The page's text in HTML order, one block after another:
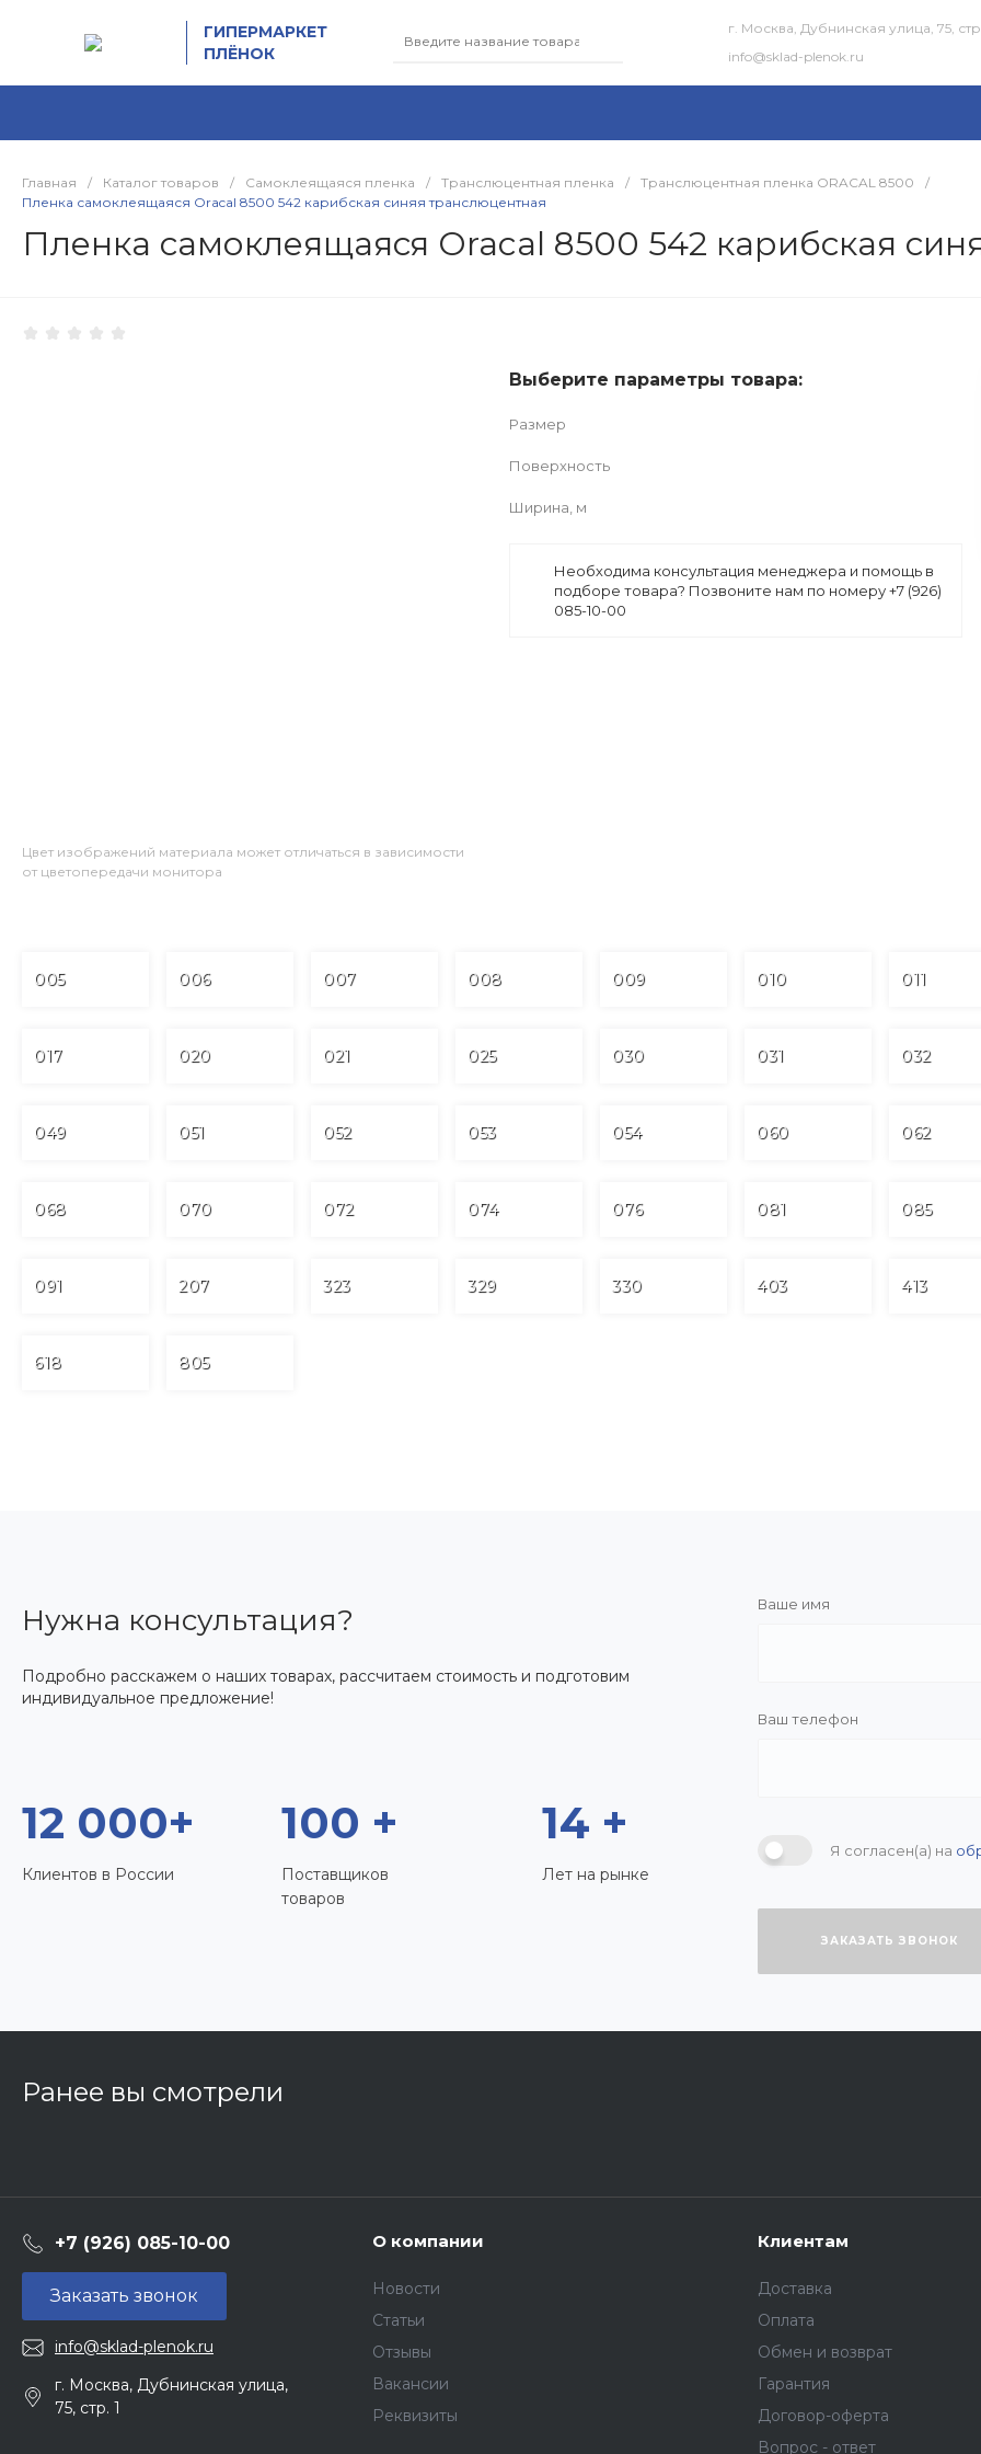
ГИПЕРМАРКЕТ
ПЛЁНОК
г. Москва, Дубнинская улица, 75,
info@sklad-plenok.ru
Главная / Каталог товаров / Самоклеящаяся пленка / Транслюцентная пленка / Транслюцентная пленка ORACAL 8500
/
Пленка самоклеящаяся Oracal 8500 542 карибская синяя транслюцентная
Пленка самоклеящаяся Oracal 8500 542 карибская
Цвет изображений материала может отличаться в зависимости
от цветопередачи монитора
Выберите параметры товара:
Размер
Поверхность
Ширина, м
Необходима консультация менеджера и помощь в
подборе товара? Позвоните нам по номеру +7 (926)
085-10-00
005 006 007 008 009 010 011
017 020 021 025 030 031 032
049 051 052 053 054 060 062
068 070 072 074 076 081 085
091 207 323 329 330 403 413
618 805
Нужна консультация?
Подробно расскажем о наших товарах, рассчитаем стоимость и подготовим
индивидуальное предложение!
12 000+
Клиентов в России
100 +
Поставщиков
товаров
14 +
Лет на рынке
Ваше имя
Ваш телефон
Я согласен(а) на
ЗАКАЗАТЬ ЗВОНОК
Ранее вы смотрели
+7 (926) 085-10-00
Заказать звонок
info@sklad-plenok.ru
г. Москва, Дубнинская улица,
75, стр. 1
О компании
Новости
Статьи
Отзывы
Вакансии
Реквизиты
Клиентам
Доставка
Оплата
Обмен и возврат
Гарантия
Договор-оферта
Вопрос - ответ